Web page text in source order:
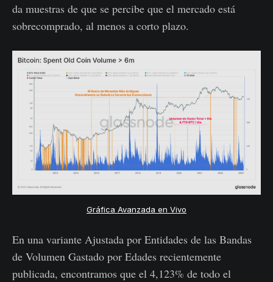
da muestras de que se percibe que el mercado está
sobrecomprado, al menos a corto plazo.
Gráfica Avanzada en Vivo
En una variante Ajustada por Entidades de las Bandas
de Volumen Gastado por Edades recientemente
publicada, encontramos que el 4,123% de todo el